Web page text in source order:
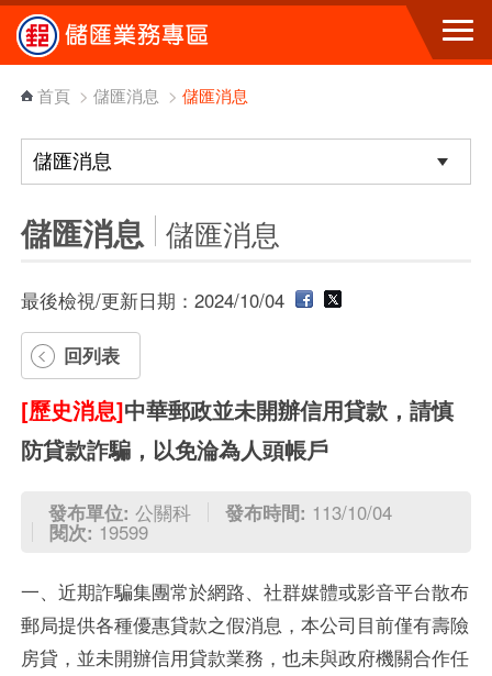
跳到主要內容區塊
首頁 > 儲匯消息 > 儲匯消息
儲匯消息 儲匯消息
最後檢視/更新日期：2024/10/04
回列表
[歷史消息]中華郵政並未開辦信用貸款，請慎
防貸款詐騙，以免淪為人頭帳戶
發布單位: 公關科 發布時間: 113/10/04
閱次: 19599
一、近期詐騙集團常於網路、社群媒體或影音平台散布
郵局提供各種優惠貸款之假消息，本公司目前僅有壽險
房貸，並未開辦信用貸款業務，也未與政府機關合作任